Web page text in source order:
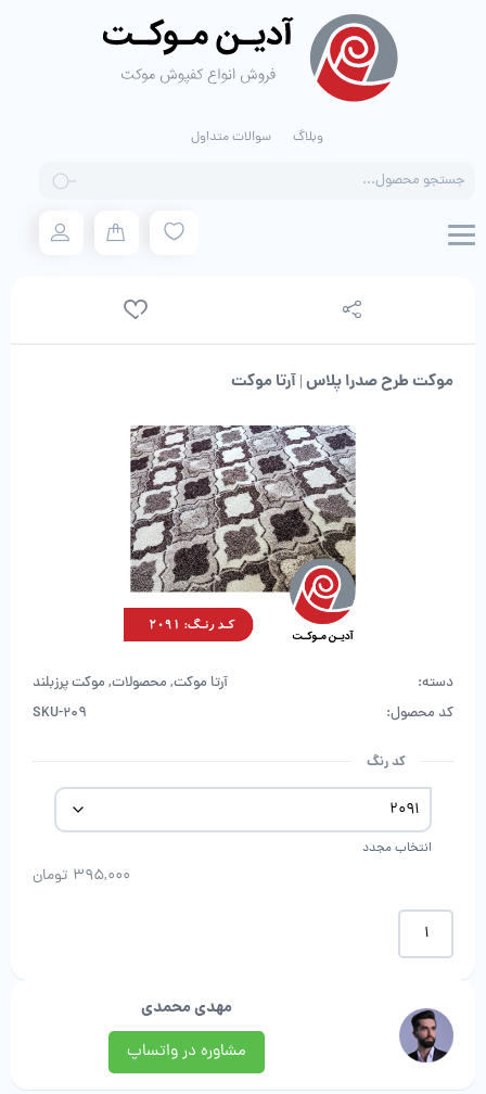
وبلاگ سوالات متداول
search
موکت طرح صدرا پلاس | آرتا موکت
دسته: آرتا موکت, محصولات, موکت پرزبلند
کد محصول:
SKU-209
کد رنگ
انتخاب مجدد
395,000 تومان
موکت
صدرا
آرتا
موکت
مهدی محمدی
مشاوره در واتساپ